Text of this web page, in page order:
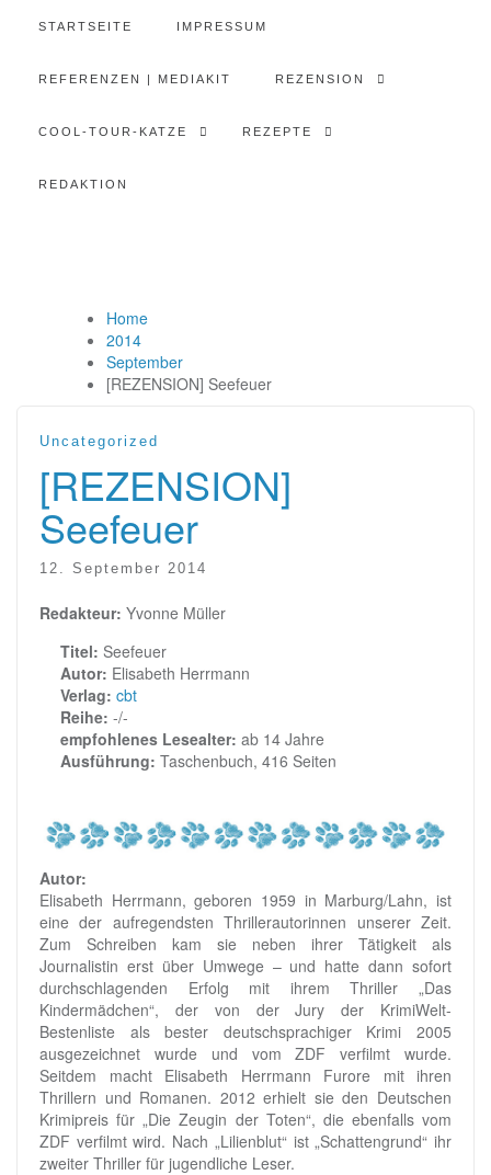
STARTSEITE IMPRESSUM
REFERENZEN | MEDIAKIT REZENSION
COOL-TOUR-KATZE REZEPTE
REDAKTION
Home
2014
September
[REZENSION] Seefeuer
Uncategorized
[REZENSION]
Seefeuer
12. September 2014
Redakteur: Yvonne Müller
Titel: Seefeuer
Autor: Elisabeth Herrmann
Verlag: cbt
Reihe: -/-
empfohlenes Lesealter: ab 14 Jahre
Ausführung: Taschenbuch, 416 Seiten
Autor:
Elisabeth Herrmann, geboren 1959 in Marburg/Lahn, ist
eine der aufregendsten Thrillerautorinnen unserer Zeit.
Zum Schreiben kam sie neben ihrer Tätigkeit als
Journalistin erst über Umwege – und hatte dann sofort
durchschlagenden Erfolg mit ihrem Thriller „Das
Kindermädchen“, der von der Jury der KrimiWelt-
Bestenliste als bester deutschsprachiger Krimi 2005
ausgezeichnet wurde und vom ZDF verfilmt wurde.
Seitdem macht Elisabeth Herrmann Furore mit ihren
Thrillern und Romanen. 2012 erhielt sie den Deutschen
Krimipreis für „Die Zeugin der Toten“, die ebenfalls vom
ZDF verfilmt wird. Nach „Lilienblut“ ist „Schattengrund“ ihr
zweiter Thriller für jugendliche Leser.